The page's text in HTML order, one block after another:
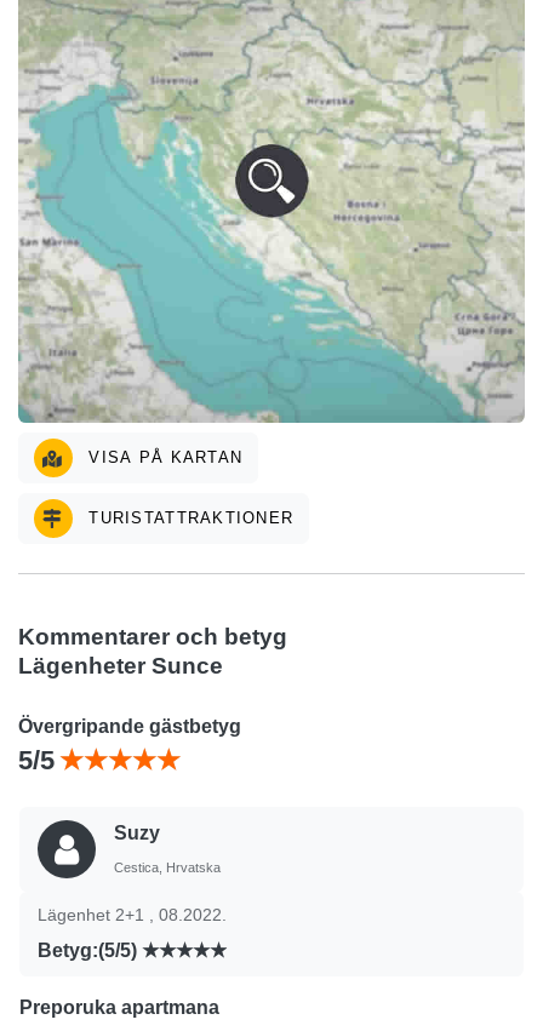
VISA PÅ KARTAN
TURISTATTRAKTIONER
Kommentarer och betyg
Lägenheter Sunce
Övergripande gästbetyg
5/5
Suzy
Cestica, Hrvatska
Lägenhet 2+1 , 08.2022.
Betyg:(5/5)
Preporuka apartmana